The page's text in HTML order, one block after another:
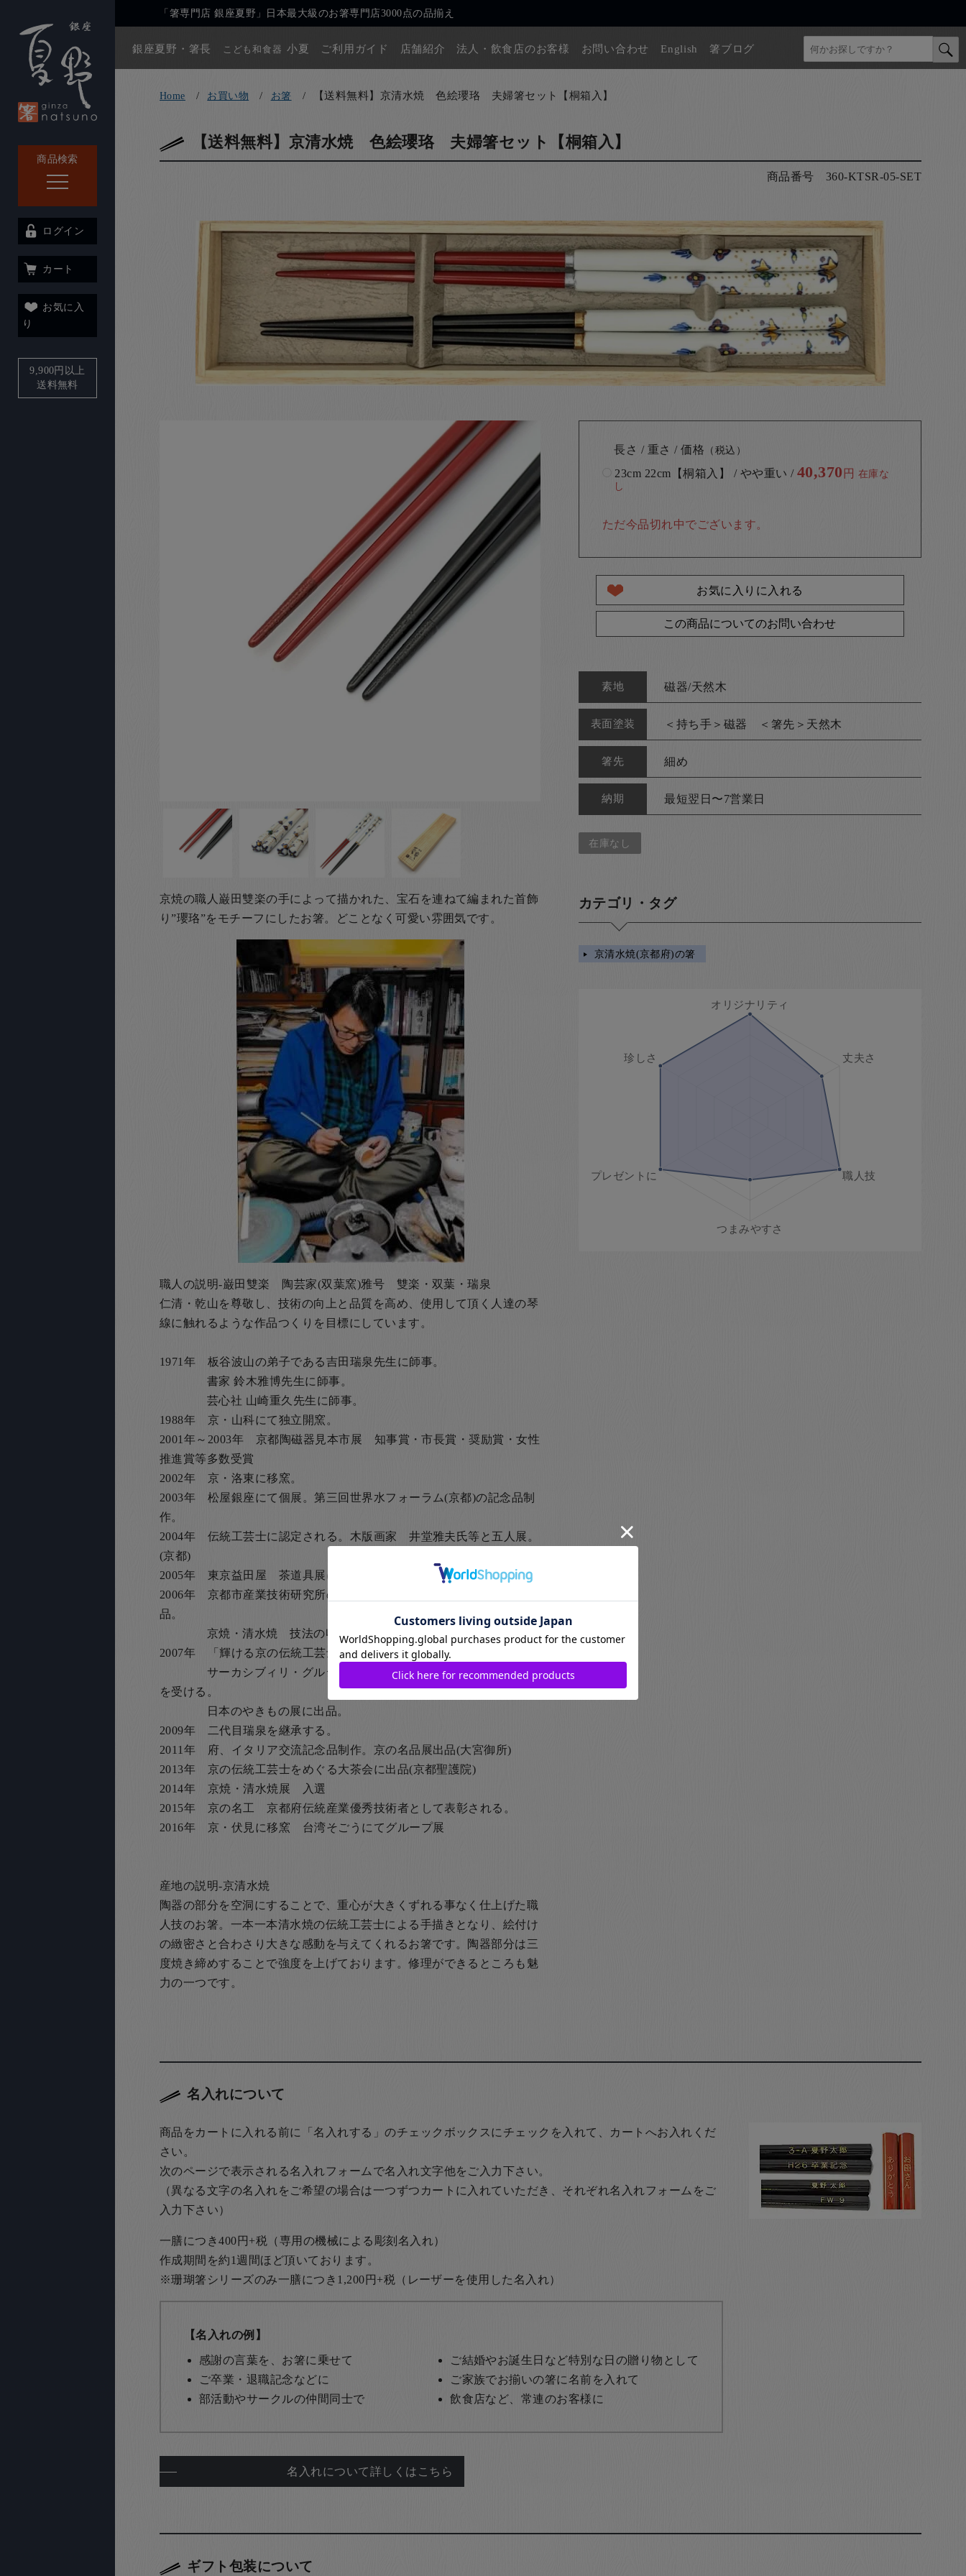
商品検索
「箸専門店 銀座夏野」日本最大級のお箸専門店3000点の品揃え
銀座夏野・箸長 こども和食器 小夏 ご利用ガイド 店舗紹介 法人・飲食店のお客様 お問い合わせ English 箸ブログ
ログイン
カート
お気に入
り
9,900円以上
送料無料
Home お買い物 お箸 【送料無料】京清水焼 色絵瓔珞 夫婦箸セット【桐箱入】
【送料無料】京清水焼 色絵瓔珞 夫婦箸セット【桐箱入】
商品番号 360-KTSR-05-SET
京焼の職人巌田雙楽の手によって描かれた、 宝石を連ねて編まれた首飾
り”瓔珞”をモチーフにしたお箸。どことなく可愛い雰囲気です。
職人の説明-巌田雙楽 陶芸家(双葉窯)雅号 雙楽・双葉・瑞泉
仁清・乾山を尊敬し、技術の向上と品質を高め、使用して頂く人達の琴
線に触れるような作品つくりを目標にしています。
1971年 板谷波山の弟子である吉田瑞泉先生に師事。
書家 鈴木雅博先生に師事。
芸心社 山崎重久先生に師事。
1988年 京・山科にて独立開窯。
2001年～2003年 京都陶磁器見本市展 知事賞・市長賞・奨励賞・女性
推進賞等多数受賞
2002年 京・洛東に移窯。
2003年 松屋銀座にて個展。第三回世界水フォーラム(京都)の記念品制
作。
2004年 伝統工芸士に認定される。木版画家 井堂雅夫氏等と五人展。
(京都)
2005年 東京益田屋 茶道具展に出品。
2006年 京都市産業技術研究所の特別講師になる。 東京庭園美術館出
品。
京焼・清水焼 技法の収録保存事業(下絵付、ダミ技法)編
2007年 「輝ける京の伝統工芸士展」に出品。(高島屋日本橋店)
サーカシブィリ・グルジア大統領夫妻来日の際に記念品の注文
を受ける。
日本のやきもの展に出品。
2009年 二代目瑞泉を継承する。
2011年 府、イタリア交流記念品制作。京の名品展出品(大宮御所)
2013年 京の伝統工芸士をめぐる大茶会に出品(京都聖護院)
2014年 京焼・清水焼展 入選
2015年 京の名工 京都府伝統産業優秀技術者として表彰される。
2016年 京・伏見に移窯 台湾そごうにてグループ展
産地の説明-京清水焼
陶器の部分を空洞にすることで、重心が大きくずれる事なく仕上げた職
人技のお箸。一本一本清水焼の伝統工芸士による手描きとなり、絵付け
の緻密さと合わさり大きな感動を与えてくれるお箸です。陶器部分は三
度焼き締めすることで強度を上げております。修理ができるところも魅
力の一つです。
長さ / 重さ / 価格 （税込）
23cm 22cm【桐箱入】 / やや重い / 40,370 円 在庫な
し
ただ今品切れ中でございます。
お気に入りに入れる
この商品についてのお問い合わせ
素地 磁器/天然木
表面塗装 ＜持ち手＞磁器 ＜箸先＞天然木
箸先 細め
納期 最短翌日〜7営業日
在庫なし
カテゴリ・タグ
京清水焼(京都府)の箸
名入れについて
商品をカートに入れる前に「名入れする」のチェックボックスにチェックを入れて、カートへお入れくだ
さい。
次のページで表示される名入れフォームで名入れ文字他をご入力下さい。
（異なる文字の名入れをご希望の場合は一つずつカートに入れていただき、それぞれ名入れフォームをご
入力下さい）
一膳につき400円+税（専用の機械による彫刻名入れ）
作成期間を約1週間ほど頂いております。
※珊瑚箸シリーズのみ一膳につき1,200円+税 （レーザーを使用した名入れ）
【名入れの例】
感謝の言葉を、お箸に乗せて
ご結婚やお誕生日など特別な日の贈り物として
ご卒業・退職記念などに
ご家族でお揃いの箸に名前を入れて
部活動やサークルの仲間同士で
飲食店など、常連のお客様に
名入れについて詳しくはこちら
ギフト包装について